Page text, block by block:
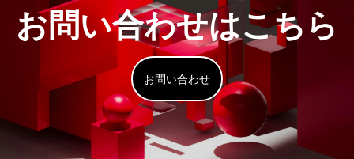
お問い合わせはこちら
お問い合わせ